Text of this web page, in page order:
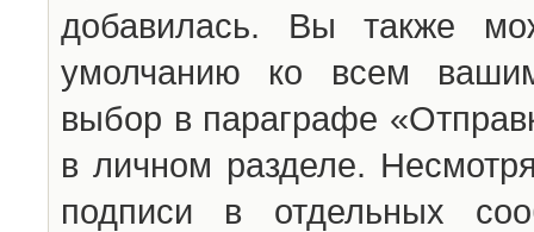
добавилась. Вы также
умолчанию ко всем
выбор в параграфе
в личном разделе.
подписи в отдельных